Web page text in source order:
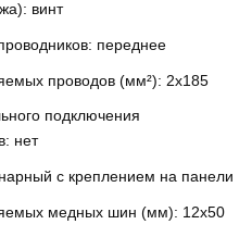
винт
переднее
проводов (мм²): 2х185
подключения
нет
с креплением на панели
медных шин (мм): 12х50